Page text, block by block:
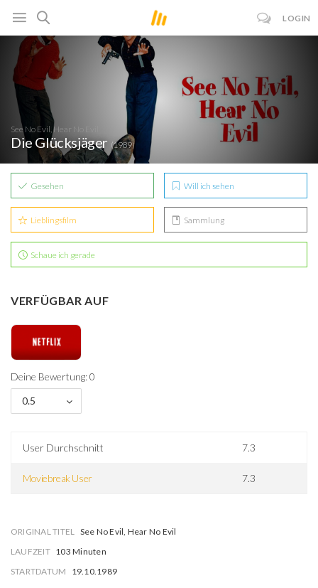
LOGIN
See No Evil, Hear No Evil
Die Glücksjäger (1989)
Gesehen Will ich sehen
Lieblingsfilm Sammlung
Schaue ich gerade
VERFÜGBAR AUF
Deine Bewertung: 0
0.5
User Durchschnitt 7.3
Moviebreak User 7.3
ORIGINAL TITEL See No Evil, Hear No Evil
LAUFZEIT 103 Minuten
STARTDATUM
19.10.1989